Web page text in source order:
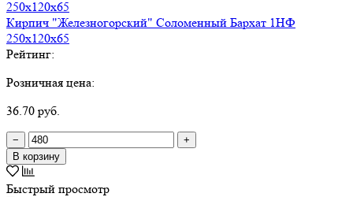
Кирпич "Железногорский" Соломенный Бархат 1НФ
250х120х65
Рейтинг:
Розничная цена:
36.70 руб.
−
+
В корзину
Быстрый просмотр